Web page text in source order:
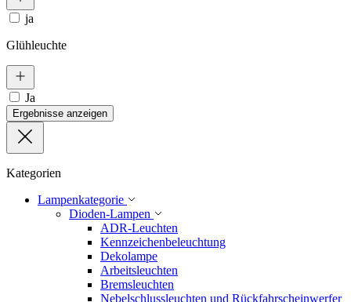
ja
Glühleuchte
Ja
Ergebnisse anzeigen
Kategorien
Lampenkategorie
Dioden-Lampen
ADR-Leuchten
Kennzeichenbeleuchtung
Dekolampe
Arbeitsleuchten
Bremsleuchten
Nebelschlussleuchten und Rückfahrscheinwerfer